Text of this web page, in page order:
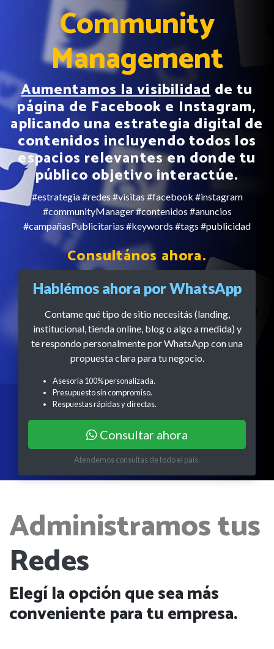
Community
Management
Aumentamos la visibilidadde tu
página de Facebook e Instagram,
aplicando una estrategia digital de
contenidos incluyendo todos los
espacios relevantes en donde tu
público objetivo interactúe.
#estrategia #redes #visitas #facebook #instagram
#communityManager #contenidos #anuncios
#campañasPublicitarias #keywords #tags #publicidad
Consultános ahora.
Hablémos ahora por WhatsApp
Contame qué tipo de sitio necesitás (landing,
institucional, tienda online, blog o algo a medida) y
te respondo personalmente por WhatsApp con una
propuesta clara para tu negocio.
Asesoría 100% personalizada.
Presupuesto sin compromiso.
Respuestas rápidas y directas.
Consultar ahora
Atendemos consultas de todo el país.
Administramos tus
Redes
Elegí la opción que sea más
conveniente para tu empresa.